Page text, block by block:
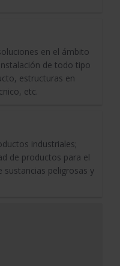
en el ámbito
de todo tipo
estructuras en
etc.
industriales;
de productos para el
peligrosas y